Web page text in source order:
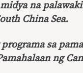
na
China Sea.
sa
ng